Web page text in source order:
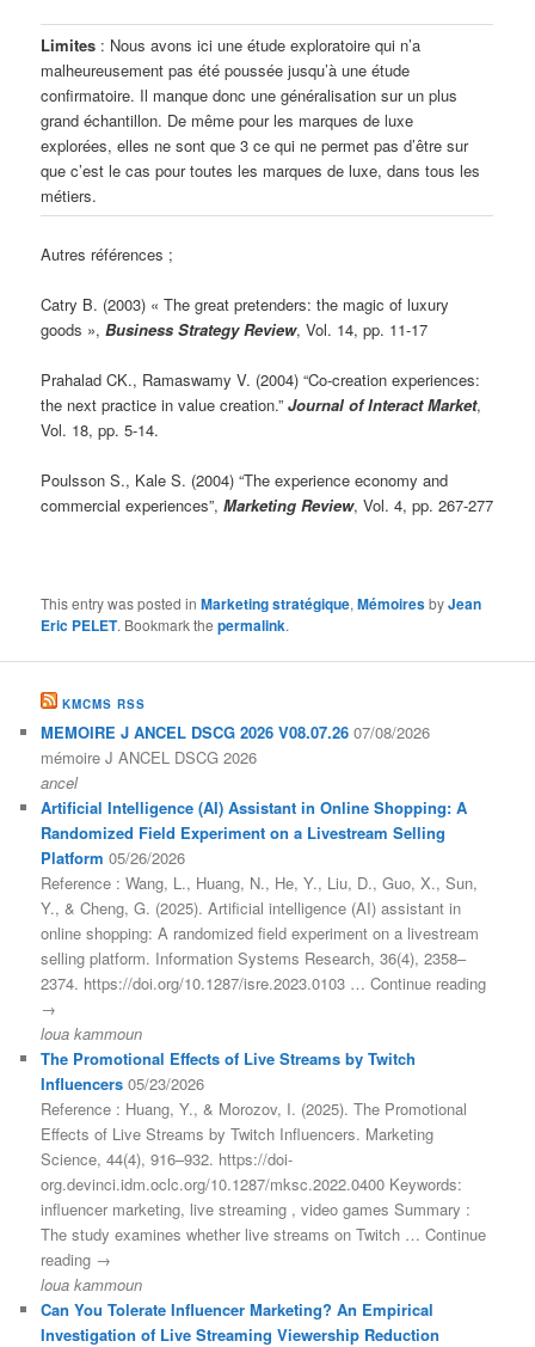
Limites : Nous avons ici une étude exploratoire qui n’a
malheureusement pas été poussée jusqu’à une étude
confirmatoire. Il manque donc une généralisation sur un plus
grand échantillon. De même pour les marques de luxe
explorées, elles ne sont que 3 ce qui ne permet pas d’être sur
que c’est le cas pour toutes les marques de luxe, dans tous les
métiers.
Autres références ;
Catry B. (2003) « The great pretenders: the magic of luxury
goods »,Business Strategy Review, Vol. 14, pp. 11-17
Prahalad CK., Ramaswamy V. (2004) “Co-creation experiences:
the next practice in value creation.”Journal of Interact Market,
Vol. 18, pp. 5-14.
Poulsson S., Kale S. (2004) “The experience economy and
commercial experiences”,Marketing Review, Vol. 4, pp. 267-277
This entry was posted inMarketing stratégique,MémoiresbyJean
Eric PELET. Bookmark thepermalink.
KMCMS RSS
MEMOIRE J ANCEL DSCG 2026 V08.07.26 07/08/2026
mémoire J ANCEL DSCG 2026
ancel
Artificial Intelligence (AI) Assistant in Online Shopping: A
Randomized Field Experiment on a Livestream Selling
Platform 05/26/2026
Reference : Wang, L., Huang, N., He, Y., Liu, D., Guo, X., Sun,
Y., & Cheng, G. (2025). Artificial intelligence (AI) assistant in
online shopping: A randomized field experiment on a livestream
selling platform. Information Systems Research, 36(4), 2358–
2374. https://doi.org/10.1287/isre.2023.0103 … Continue reading
→
loua kammoun
The Promotional Effects of Live Streams by Twitch
Influencers 05/23/2026
Reference : Huang, Y., & Morozov, I. (2025). The Promotional
Effects of Live Streams by Twitch Influencers. Marketing
Science, 44(4), 916–932. https://doi-
org.devinci.idm.oclc.org/10.1287/mksc.2022.0400 Keywords:
influencer marketing, live streaming , video games Summary :
The study examines whether live streams on Twitch … Continue
reading →
loua kammoun
Can You Tolerate Influencer Marketing? An Empirical
Investigation of Live Streaming Viewership Reduction